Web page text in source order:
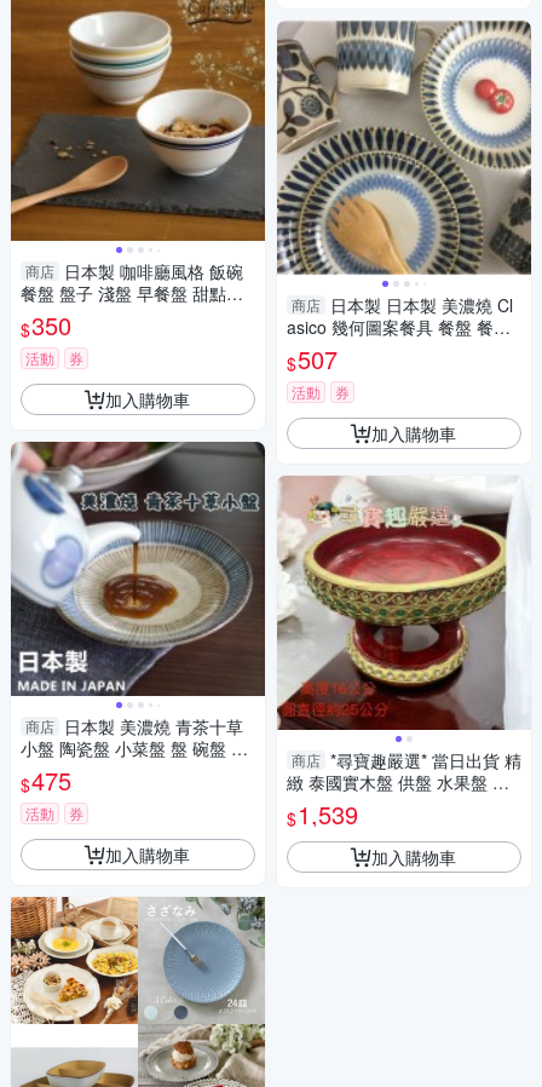
商店 日本製 咖啡廳風格 飯碗
餐盤 盤子 淺盤 早餐盤 甜點盤
碗 湯碗 簡約 咖啡廳風格 飯碗
餐盤 盤子
$350
活動 券
加入購物車
商店 日本製 美濃燒 青茶十草
小盤 陶瓷盤 小菜盤 盤 碗盤 醬
料盤 線條盤 盤子 漬物盤 醬料
小碟 美濃燒
$475
活動 券
加入購物車
商店 日本製 日本製 美濃燒 Cl
asico 幾何圖案餐具 餐盤 餐碗
大盤 中盤 碗 日式餐具 復古風
日本製
$507
活動 券
加入購物車
商店 *尋寶趣嚴選* 當日出貨 精
緻 泰國實木盤 供盤 水果盤 皇
室佛具 精緻盤 25公分/精緻盤 3
0公分
$1,539
加入購物車